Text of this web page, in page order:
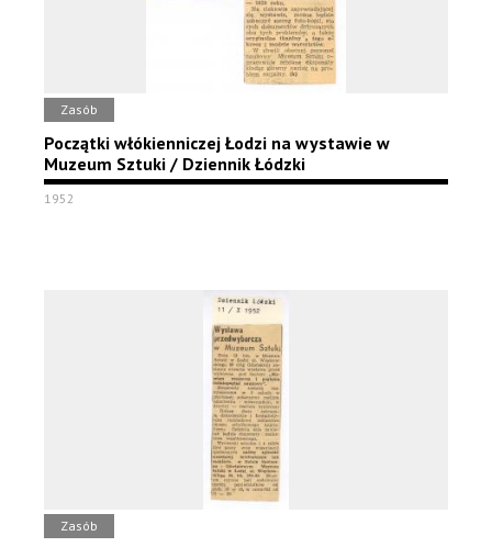
Zasób
Początki włókienniczej Łodzi na wystawie w
Muzeum Sztuki / Dziennik Łódzki
1952
Zasób